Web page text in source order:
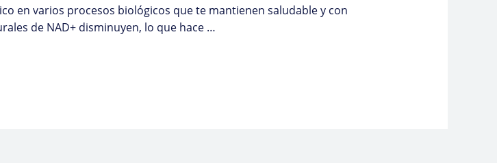
en varios procesos biológicos que te mantienen saludable y con
de NAD+ disminuyen, lo que hace …